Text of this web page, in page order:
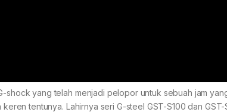
shock yang telah menjadi pelopor untuk sebuah jam
tentunya. Lahirnya seri G-steel GST-S100 dan GST-